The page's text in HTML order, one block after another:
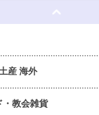
産 海外
・教会雑貨